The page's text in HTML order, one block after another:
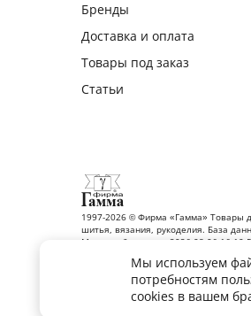
Бренды
Доставка и оплата
Товары под заказ
Статьи
1997-2026 © Фирма «Гамма» Товары
шитья, вязания, рукоделия. База
Москва обновлена: 2026-08-06
Все права на фото, тексты,
правообладателя запрещено.
Мы используем
потребностям
cookies в вашем